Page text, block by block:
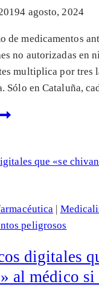
4 agosto, 2024
de medicamentos
no autorizadas en
multiplica por tres
Sólo en Cataluña,
|
peligrosos
digitales
al médico si